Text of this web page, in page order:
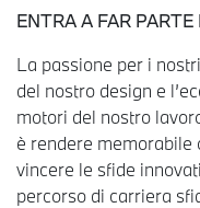
ENTRA A FAR
La passione per i
del nostro design e
motori del nostro
è rendere memorabile
vincere le sfide
percorso di carriera